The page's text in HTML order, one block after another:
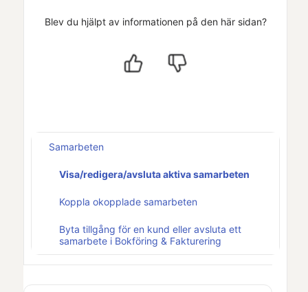
Blev du hjälpt av informationen på den här sidan?
Samarbeten
Visa/redigera/avsluta aktiva samarbeten
Koppla okopplade samarbeten
Byta tillgång för en kund eller avsluta ett
samarbete i Bokföring & Fakturering